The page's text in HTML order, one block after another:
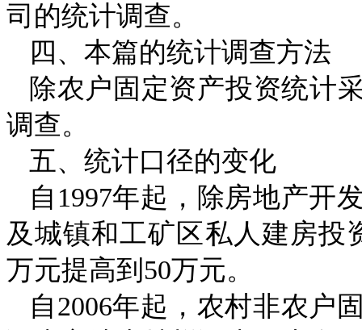
司的统计调查。
四、本篇的统计调查方法
除农户固定资产投资统计
调查。
五、统计口径的变化
自 1997年起，除房地产开
及城镇和工矿区私人建房投
万元提高到 50万元。
自2006年起，农村非农户